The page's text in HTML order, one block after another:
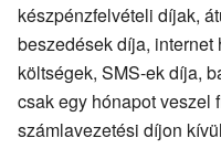
készpénzfelvételi díjak,
beszedések díja,
költségek, SMS-ek díja,
csak egy hónapot veszel
számlavezetési díjon